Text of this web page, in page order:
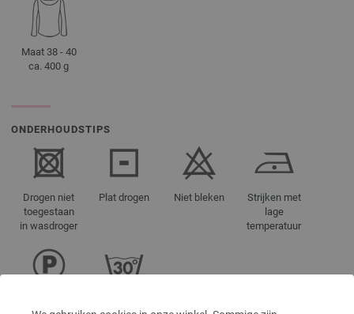
Maat 38 - 40
ca. 400 g
ONDERHOUDSTIPS
Drogen niet
toegestaan
in wasdroger
Plat drogen Niet bleken
Strijken met
lage
temperatuur